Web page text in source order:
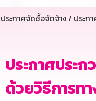
ประกาศจัดซื้อจัดจ้าง / ประก
ประกาศประ
ด้วยวิธีการท